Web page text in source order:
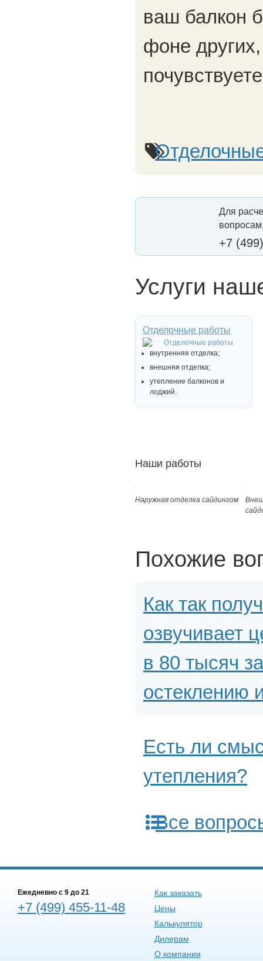
ваш балкон
фоне
Для
+7
Услуги
Отделочные работы
внутренняя отделка;
внешняя отделка;
утепление балконов и
лоджий.
Наши работы
Наружная отделка сайдингом
Похожие
Как так
озвучивает
в 80 тысяч
остеклению
Есть ли
утепления?
Все
Ежедневно c 9 до 21
+7 (499) 455-11-48
Как заказать
Цены
Калькулятор
Дилерам
О компании